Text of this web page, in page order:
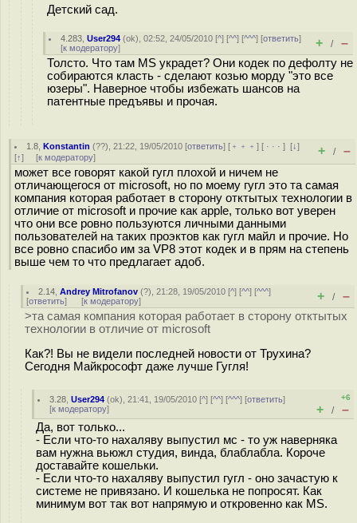
Детский сад.
4.283 ,User294 (ok), 02:52, 24/05/2010 [^] [^^] [^^^] [ответить]
[к модератору] + / –
Толсто. Что там MS украдет? Они кодек по дефолту не
собираются класть - сделают козью морду "это все
юзеры". Наверное чтобы избежать шансов на
патентные предъявы и прочая.
1.8 ,Konstantin (??), 21:22, 19/05/2010 [ответить] [ ﹢﹢﹢] [ · · ·][↓]
[↑] [к модератору] + / –
может все говорят какой гугл плохой и ничем не
отличающегося от microsoft, но по моему гугл это та самая
компания которая работает в сторону отктытых технологии в
отличие от microsoft и прочие как apple, только вот уверен
что они все ровно пользуются личными данными
пользователей на таких проэктов как гугл майл и прочие. Но
все ровно спасибо им за VP8 этот кодек и в прям на степень
выше чем то что предлагает адоб.
2.14 ,Andrey Mitrofanov (?), 21:28, 19/05/2010 [^] [^^] [^^^]
[ответить] [к модератору] + / –
>та самая компания которая работает в сторону отктытых
технологии в отличие от microsoft
Как?! Вы не видели последней новости от Трухина?
Сегодня Майкрософт даже лучше Гугля!
3.28 ,User294 (ok), 21:41, 19/05/2010 [^] [^^] [^^^] [ответить]
[к модератору]
+6
+ / –
Да, вот только...
- Если что-то нахаляву выпустил мс - то уж наверняка
вам нужна вьюжл студия, винда, блаблабла. Короче
доставайте кошельки.
- Если что-то нахаляву выпустил гугл - оно зачастую к
системе не привязано. И кошелька не попросят. Как
минимум вот так вот напрямую и откровенно как MS.